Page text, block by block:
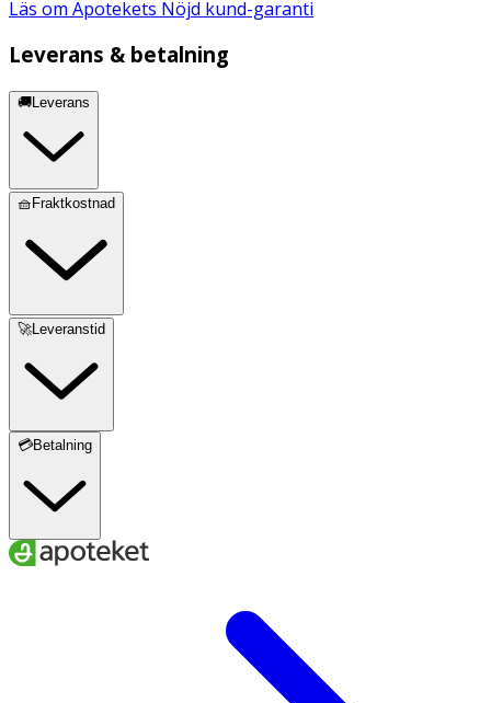
Läs om Apotekets Nöjd kund-garanti
Leverans & betalning
🚚Leverans
🧺Fraktkostnad
🚀Leveranstid
💳Betalning